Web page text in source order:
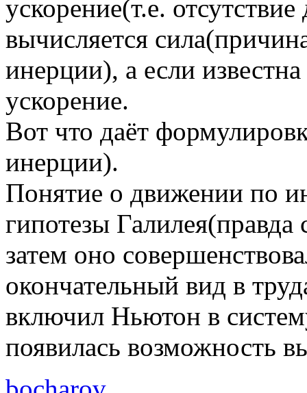
ускорение(т.е.
вычисляется
инерции), а если
ускорение.
Вот что даёт
инерции).
Понятие о движении по
гипотезы
затем оно
окончательный вид в
включил Ньютон в
появилась возможность